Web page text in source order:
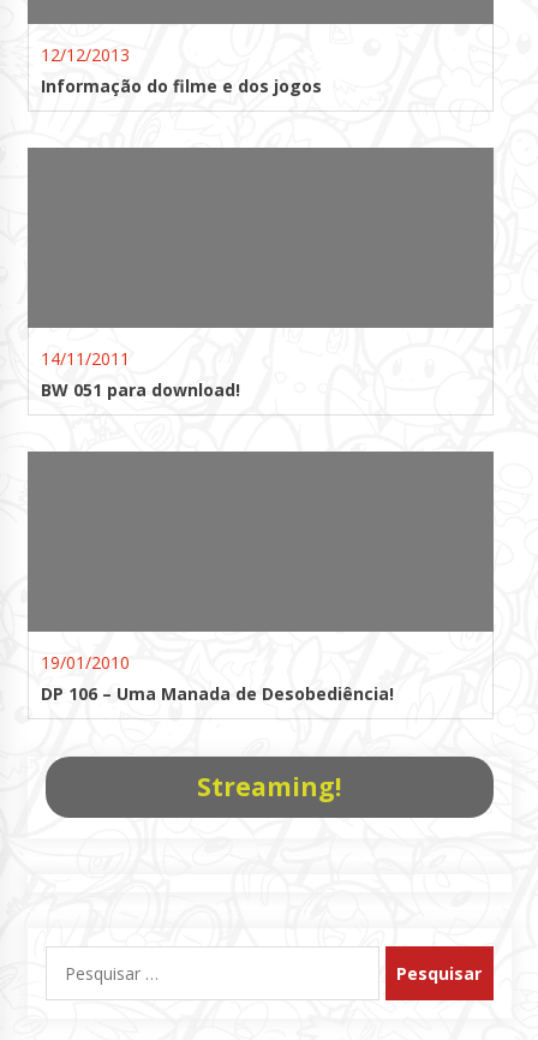
12/12/2013
Informação do filme e dos jogos
14/11/2011
BW 051 para download!
19/01/2010
DP 106 – Uma Manada de Desobediência!
Streaming!
por: